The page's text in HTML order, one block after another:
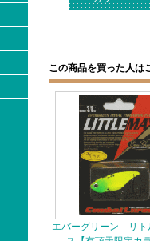
この商品を買った人は
エバーグリーン リト